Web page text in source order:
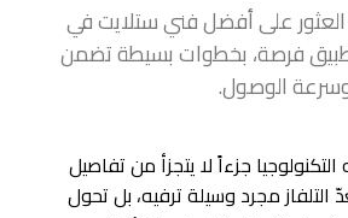
على أفضل فني ستلايت في
فرصة، بخطوات بسيطة تضمن
الوصول.
جزءاً لا يتجزأ من تفاصيل
التلفاز مجرد وسيلة ترفيه، بل تحول